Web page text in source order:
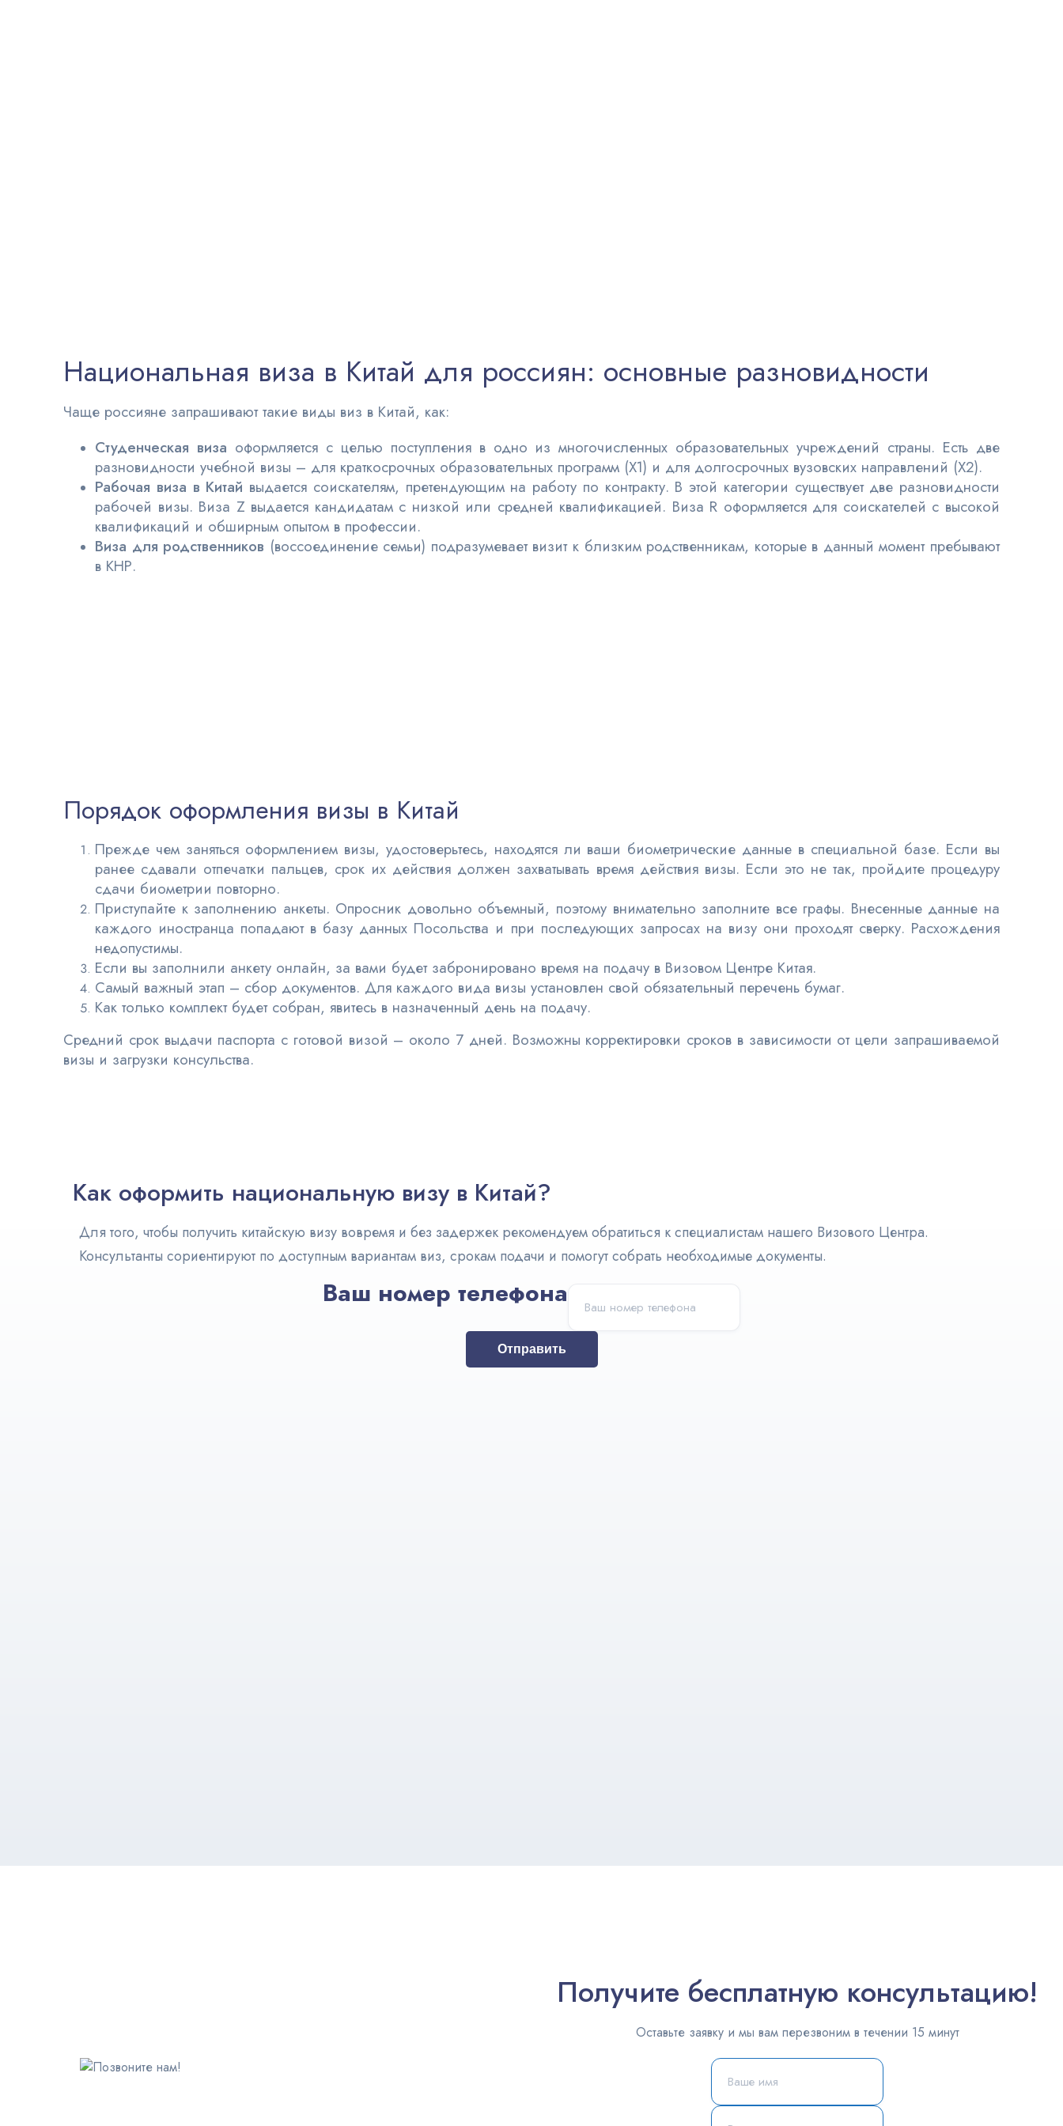
Национальная виза в Китай для россиян: основные разновидности
Чаще россияне запрашивают такие виды виз в Китай, как:
Студенческая виза оформляется с целью поступления в одно из многочисленных образовательных учреждений страны. Есть две
разновидности учебной визы – для краткосрочных образовательных программ (Х1) и для долгосрочных вузовских направлений (Х2).
Рабочая виза в Китай выдается соискателям, претендующим на работу по контракту. В этой категории существует две разновидности
рабочей визы. Виза Z выдается кандидатам с низкой или средней квалификацией. Виза R оформляется для соискателей с высокой
квалификаций и обширным опытом в профессии.
Виза для родственников (воссоединение семьи) подразумевает визит к близким родственникам, которые в данный момент пребывают
в КНР.
Порядок оформления визы в Китай
Прежде чем заняться оформлением визы, удостоверьтесь, находятся ли ваши биометрические данные в специальной базе. Если вы
ранее сдавали отпечатки пальцев, срок их действия должен захватывать время действия визы. Если это не так, пройдите процедуру
сдачи биометрии повторно.
Приступайте к заполнению анкеты. Опросник довольно объемный, поэтому внимательно заполните все графы. Внесенные данные на
каждого иностранца попадают в базу данных Посольства и при последующих запросах на визу они проходят сверку. Расхождения
недопустимы.
Если вы заполнили анкету онлайн, за вами будет забронировано время на подачу в Визовом Центре Китая.
Самый важный этап – сбор документов. Для каждого вида визы установлен свой обязательный перечень бумаг.
Как только комплект будет собран, явитесь в назначенный день на подачу.
Средний срок выдачи паспорта с готовой визой – около 7 дней. Возможны корректировки сроков в зависимости от цели запрашиваемой
визы и загрузки консульства.
Как оформить национальную визу в Китай?
Для того, чтобы получить китайскую визу вовремя и без задержек рекомендуем обратиться к специалистам нашего Визового Центра.
Консультанты сориентируют по доступным вариантам виз, срокам подачи и помогут собрать необходимые документы.
Ваш номер телефона
Отправить
Получите бесплатную консультацию!
Оставьте заявку и мы вам перезвоним в течении 15 минут